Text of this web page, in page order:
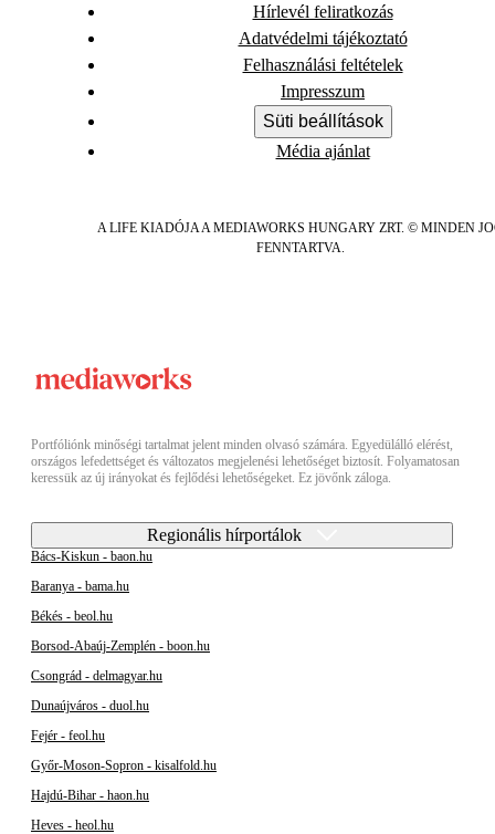
Hírlevél feliratkozás
Adatvédelmi tájékoztató
Felhasználási feltételek
Impresszum
Süti beállítások
Média ajánlat
A LIFE KIADÓJA A MEDIAWORKS HUNGARY ZRT. © MINDEN
FENNTARTVA.
Portfóliónk minőségi tartalmat jelent minden olvasó számára. Egyedülálló elérést,
országos lefedettséget és változatos megjelenési lehetőséget biztosít. Folyamatosan
keressük az új irányokat és fejlődési lehetőségeket. Ez jövőnk záloga.
Regionális hírportálok
Bács-Kiskun - baon.hu
Baranya - bama.hu
Békés - beol.hu
Borsod-Abaúj-Zemplén - boon.hu
Csongrád - delmagyar.hu
Dunaújváros - duol.hu
Fejér - feol.hu
Győr-Moson-Sopron - kisalfold.hu
Hajdú-Bihar - haon.hu
Heves - heol.hu